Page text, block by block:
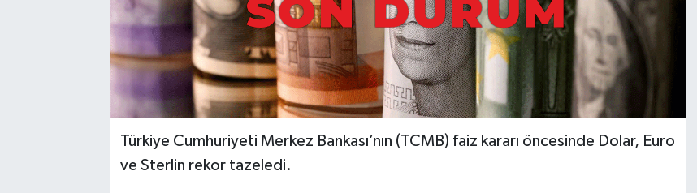
Türkiye Cumhuriyeti Merkez Bankası’nın (TCMB) faiz kararı öncesinde Dolar, Euro
ve Sterlin rekor tazeledi.